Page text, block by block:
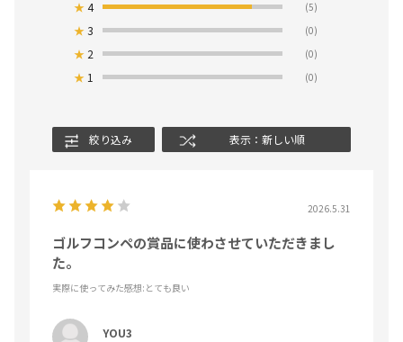
★4 (5)
★3 (0)
★ 2 (0)
★ 1 (0)
絞り込み 表示：新しい順
2026.5.31
ゴルフコンペの賞品に使わさせていただきまし
た。
実際に使ってみた感想:とても良い
YOU3